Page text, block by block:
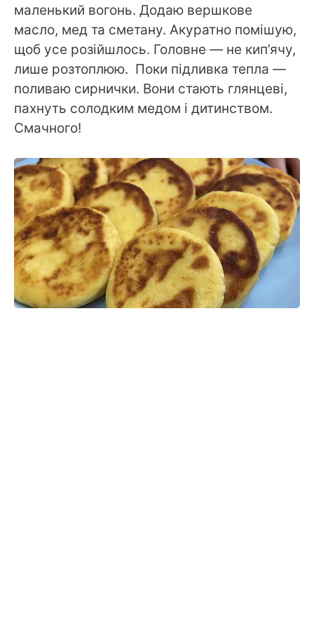
маленький вогонь. Додаю вершкове
масло, мед та сметану. Акуратно помішую,
щоб усе розійшлось. Головне — не кип’ячу,
лише розтоплюю. Поки підливка тепла —
поливаю сирнички. Вони стають глянцеві,
пахнуть солодким медом і дитинством.
Смачного!